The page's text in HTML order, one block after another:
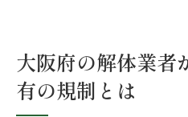
大阪府の解体業者
有の規制とは